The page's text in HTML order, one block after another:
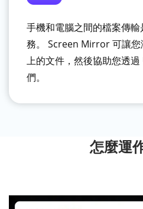
手機和電腦之間的檔案傳
務。 Screen Mirror 可讓您
上的文件，然後協助您透過
們。
怎麼運